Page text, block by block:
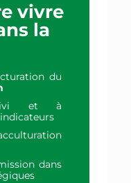
vivre
la
du
et à
dans